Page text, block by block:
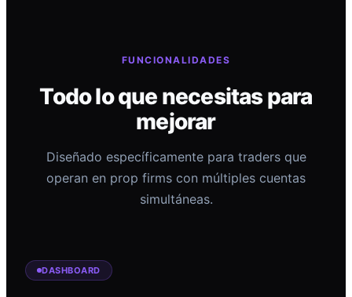
FUNCIONALIDADES
Todo lo que necesitas para
mejorar
Diseñado específicamente para traders que
operan en prop firms con múltiples cuentas
simultáneas.
DASHBOARD